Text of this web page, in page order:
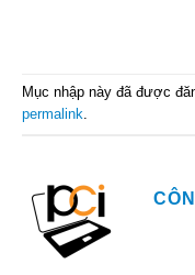
Mục nhập này đã được
permalink.